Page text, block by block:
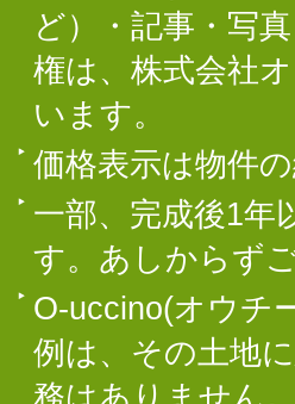
ど）・記事・写
権は、株式会社
います。
価格表示は物件
一部、完成後1年
す。あしからず
O-uccino(オウチ
例は、その土地